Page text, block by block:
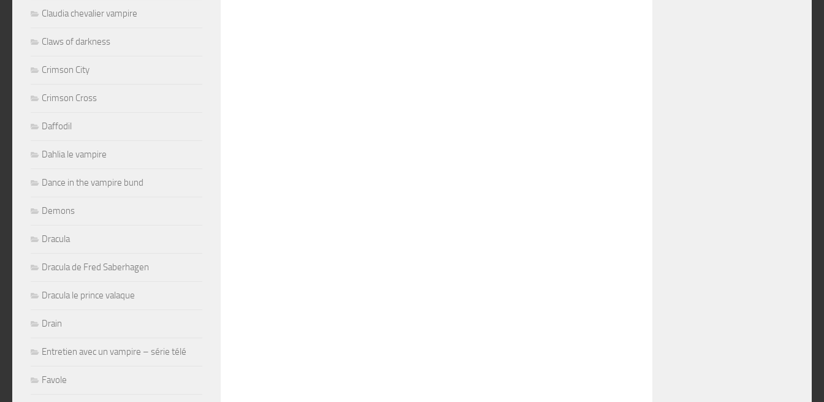
Claudia chevalier vampire
Claws of darkness
Crimson City
Crimson Cross
Daffodil
Dahlia le vampire
Dance in the vampire bund
Demons
Dracula
Dracula de Fred Saberhagen
Dracula le prince valaque
Drain
Entretien avec un vampire – série télé
Favole